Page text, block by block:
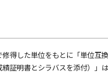
得した単位をもとに「単位互
証明書とシラバスを添付）」